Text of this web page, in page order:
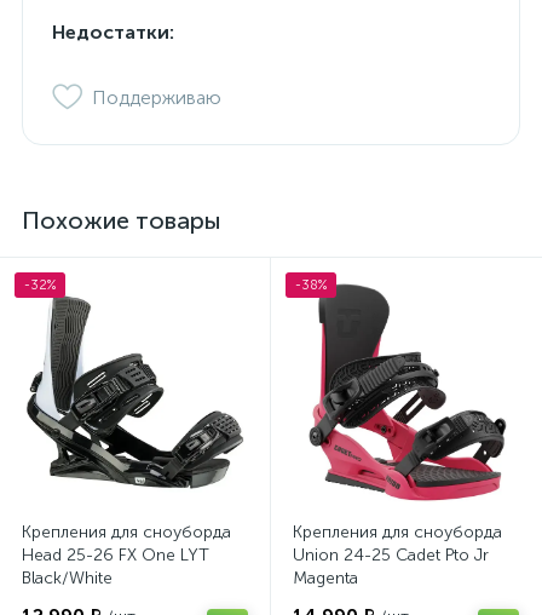
Недостатки:
Поддерживаю
Похожие товары
-32%
Крепления для сноуборда
Head 25-26 FX One LYT
Black/White
-38%
Крепления для сноуборда
Union 24-25 Cadet Pto Jr
Magenta